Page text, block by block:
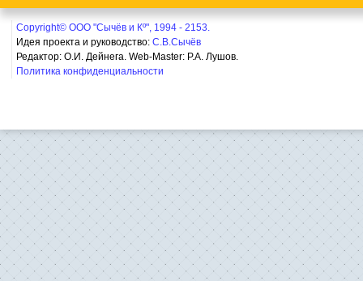
Copyright© ООО "Сычёв и Кº", 1994 - 2153.
Идея проекта и руководство: С.В.Сычёв
Редактор: О.И. Дейнега. Web-Master: Р.А. Лушов.
Политика конфиденциальности